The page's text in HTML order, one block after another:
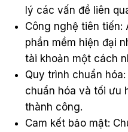
lý các vấn đề liên
Công nghệ tiên
phần mềm hiện đại
tài khoản một cách
Quy trình chuẩn
chuẩn hóa và tối ưu
thành công.
Cam kết bảo mật: